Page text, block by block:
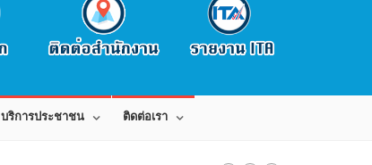
บริการประชาชน ติดต่อเรา